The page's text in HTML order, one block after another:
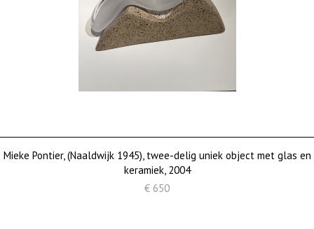
Mieke Pontier, (Naaldwijk 1945), twee-delig uniek object met glas en
keramiek, 2004
€ 650